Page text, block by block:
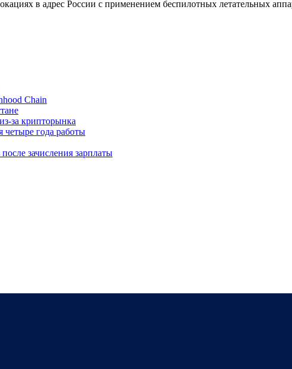
в адрес России с применением беспилотных летательных
Chain
за крипторынка
четыре года работы
зачисления зарплаты